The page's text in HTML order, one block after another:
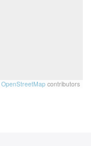
OpenStreetMap contributors